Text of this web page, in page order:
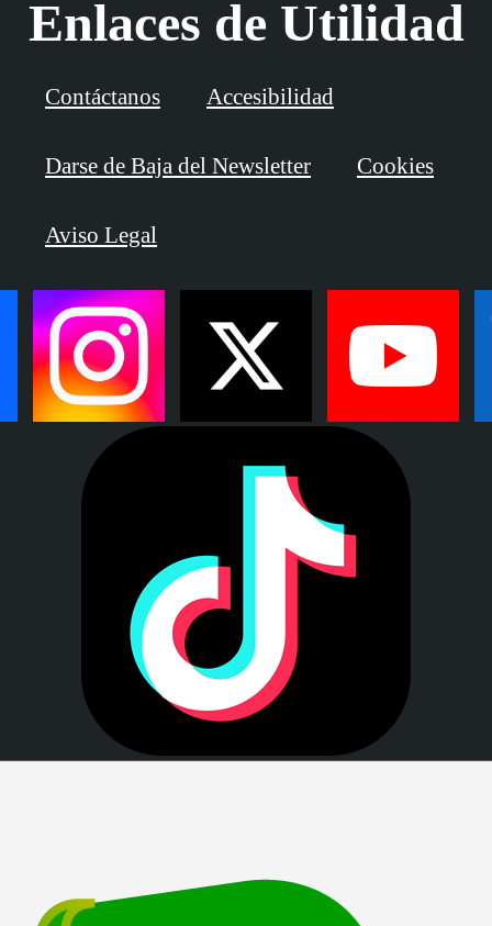
Enlaces de Utilidad
Contáctanos Accesibilidad
Darse de Baja del Newsletter Cookies
Aviso Legal